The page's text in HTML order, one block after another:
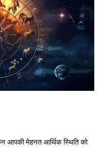
आपकी मेहनत आर्थिक स्थिति को